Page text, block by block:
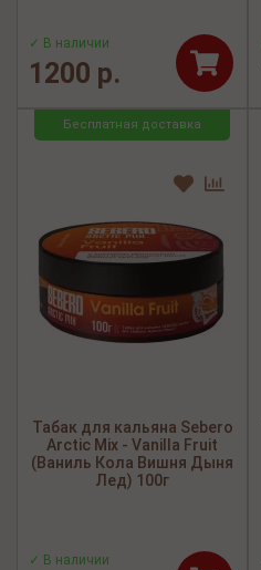
✓ В наличии
1200 р.
Бесплатная доставка
Табак для кальяна Sebero
Arctic Mix - Vanilla Fruit
(Ваниль Кола Вишня Дыня
Лед) 100г
✓ В наличии